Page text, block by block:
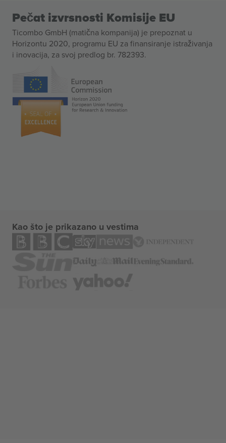
Pečat izvrsnosti Komisije EU
Ticombo GmbH (matična kompanija) je prepoznat u
Horizontu 2020, programu EU za finansiranje istraživanja
i inovacija, za svoj predlog br. 782393.
Kao što je prikazano u vestima